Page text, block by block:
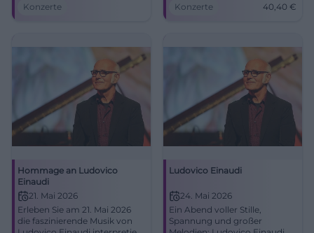
Kleinen Saal der Rudolf-
Konzerte
Akustik der Rudolf-Oetker-
Konzerte 40,40 €
Hommage an Ludovico
Einaudi
21. Mai 2026
Erleben Sie am 21. Mai 2026
die faszinierende Musik von
Ludovico Einaudi
24. Mai 2026
Ein Abend voller Stille,
Spannung und großer